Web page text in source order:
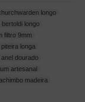
longo
longo
filtro 9mm
longa
dourado
artesanal
madeira